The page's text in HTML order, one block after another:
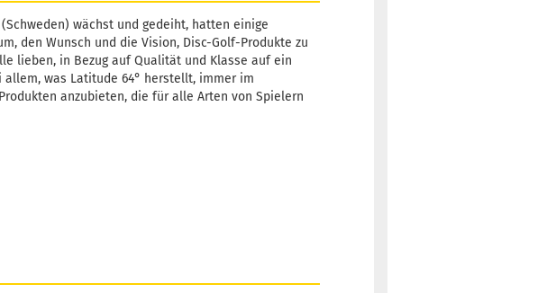
wächst und gedeiht, hatten einige
den Wunsch und die Vision, Disc-Golf-Produkte zu
lieben, in Bezug auf Qualität und Klasse auf ein
was Latitude 64° herstellt, immer im
anzubieten, die für alle Arten von Spielern